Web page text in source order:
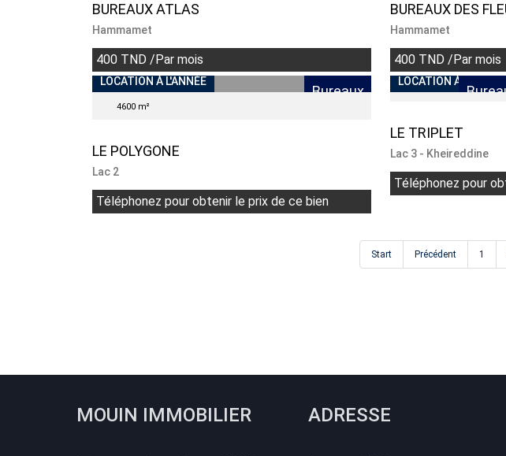
BUREAUX ATLAS
Hammamet
400 TND /Par mois
BUREAUX DES
Hammamet
400 TND /Par mois
LOCATION À L'ANNÉE
Bureaux
4600 m²
LE POLYGONE
Lac 2
Téléphonez pour obtenir le prix de ce bien
LOCATION À L'ANNÉE
LE TRIPLET
Lac 3 - Kheireddine
Téléphonez pour
Start Précédent 1
MOUIN IMMOBILIER ADRESSE